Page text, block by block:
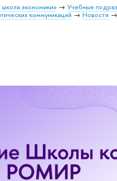
экономики» Учебные
коммуникаций Новости